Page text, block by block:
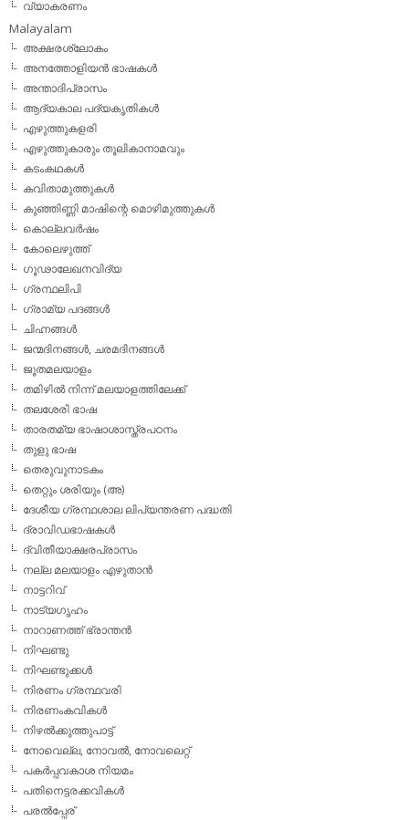
വ്യാകരണം
Malayalam
അക്ഷരശ്ലോകം
അനത്തോളിയന്‍ ഭാഷകള്‍
അന്താദിപ്രാസം
ആദ്യകാല പദ്യകൃതികള്‍
എഴുത്തുകളരി
എഴുത്തുകാരും തൂലികാനാമവും
കടംകഥകള്‍
കവിതാമുത്തുകള്‍
കുഞ്ഞിണ്ണി മാഷിന്റെ മൊഴിമുത്തുകള്‍
കൊല്ലവര്‍ഷം
കോലെഴുത്ത്
ഗൂഢാലേഖനവിദ്യ
ഗ്രന്ഥലിപി
ഗ്രാമ്യ പദങ്ങള്‍
ചിഹ്നങ്ങള്‍
ജന്മദിനങ്ങള്‍, ചരമദിനങ്ങള്‍
ജൂതമലയാളം
തമിഴില്‍ നിന്ന് മലയാളത്തിലേക്ക്
തലശേരി ഭാഷ
താരതമ്യ ഭാഷാശാസ്ത്രപഠനം
തുളു ഭാഷ
തെരുവുനാടകം
തെറ്റും ശരിയും (അ)
ദേശീയ ഗ്രന്ഥശാല ലിപ്യന്തരണ പദ്ധതി
ദ്രാവിഡഭാഷകള്‍
ദ്വിതീയാക്ഷരപ്രാസം
നല്ല മലയാളം എഴുതാന്‍
നാട്ടറിവ്
നാട്യഗൃഹം
നാറാണത്ത് ഭ്രാന്തന്‍
നിഘണ്ടു
നിഘണ്ടുക്കള്‍
നിരണം ഗ്രന്ഥവരി
നിരണംകവികള്‍
നിഴല്‍ക്കുത്തുപാട്ട്
നോവെല്ല, നോവല്‍, നോവലെറ്റ്
പകര്‍പ്പവകാശ നിയമം
പതിനെട്ടരക്കവികള്‍
പരല്‍പ്പേര്